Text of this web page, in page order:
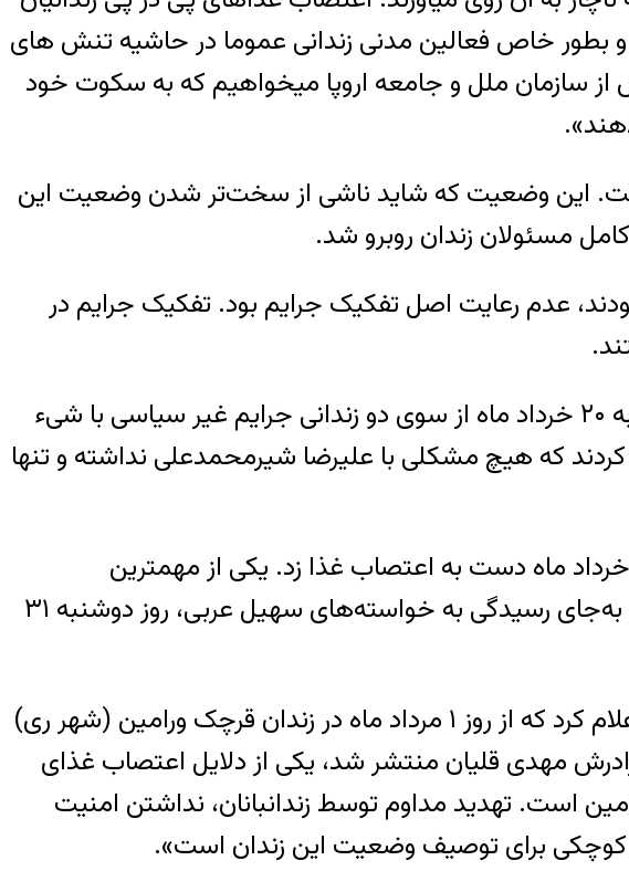
خاص فعالین مدنی زندانی عموما در حاشیه تنش های
سازمان ملل و جامعه اروپا میخواهیم که به سکوت خود
این وضعیت که شاید ناشی از سخت‌تر شدن وضعیت این
مسئولان زندان روبرو شد.
عدم رعایت اصل تفکیک جرایم بود. تفکیک جرایم در
علیرضا شیرمحمدعلی، زندانی سیاسی ۲۱ ساله زندان تهران بزرگ (فشافویه) روز دوشنبه ۲۰ خرداد ماه از سوی دو زندانی جرایم غیر سیاسی با شیء
کردند که هیچ مشکلی با علیرضا شیرمحمدعلی نداشته و تنها
پس از قتل علیرضا شیرمحمدعلی، یکی از همبندیان وی به نام سهیل عربی از روز ۲۵ خرداد ماه دست به اعتصاب غذا زد. یکی از مهمترین
خواسته‌های سهیل عربی برای اعتصاب غذا، رعایت اصل تفکیک جرایم بود. مسئولان به‌جای رسیدگی به خواسته‌های سهیل عربی، روز دوشنبه ۳۱
همچنین سپیده قلیان، از متهمین پرونده اعتراضات هفت تپه، طی روزهای گذشته اعلام کرد که از روز ۱ مرداد ماه در زندان قرچک ورامین (شهر ری)
مهدی قلیان منتشر شد، یکی از دلایل اعتصاب غذای
است. تهدید مداوم توسط زندانبانان، نداشتن امنیت
کوچکی برای توصیف وضعیت این زندان است».